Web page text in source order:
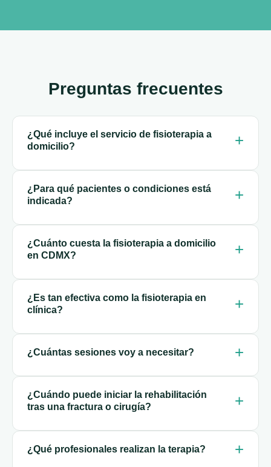
Preguntas frecuentes
¿Qué incluye el servicio de fisioterapia a
domicilio?
¿Para qué pacientes o condiciones está
indicada?
¿Cuánto cuesta la fisioterapia a domicilio
en CDMX?
¿Es tan efectiva como la fisioterapia en
clínica?
¿Cuántas sesiones voy a necesitar?
¿Cuándo puede iniciar la rehabilitación
tras una fractura o cirugía?
¿Qué profesionales realizan la terapia?